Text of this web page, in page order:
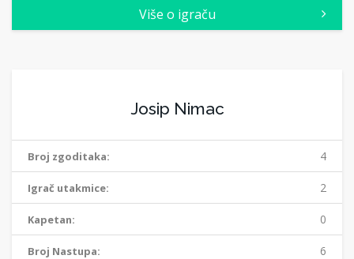
Više o igraču
Josip Nimac
Broj zgoditaka: 4
Igrač utakmice: 2
Kapetan: 0
Broj Nastupa: 6